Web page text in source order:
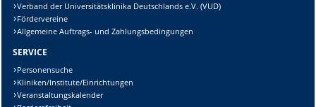
Verband der Universitätsklinika Deutschlands e.V. (VUD)
Fördervereine
Allgemeine Auftrags- und Zahlungsbedingungen
SERVICE
Personensuche
Kliniken/Institute/Einrichtungen
Veranstaltungskalender